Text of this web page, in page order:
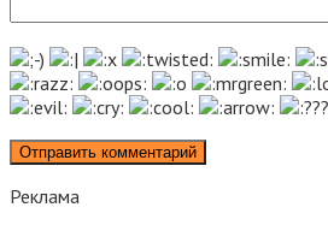
Реклама